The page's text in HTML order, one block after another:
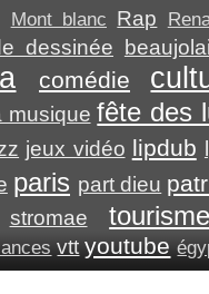
Mont blanc Rap
dessinée
comédie
musique fête des
jeux vidéo lipdub
paris part dieu
stromae
vtt youtube